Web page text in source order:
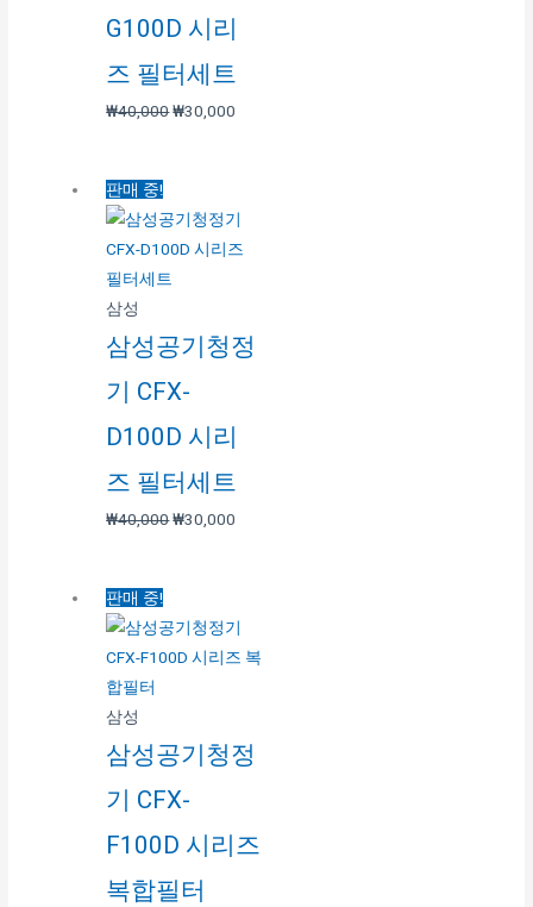
G100D 시리
즈 필터세트
₩40,000₩30,000
판매 중!
삼성
삼성공기청정
기 CFX-
D100D 시리
즈 필터세트
₩40,000₩30,000
판매 중!
삼성
삼성공기청정
기 CFX-
F100D 시리즈
복합필터